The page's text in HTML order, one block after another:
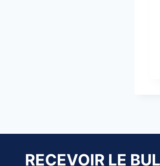
RECEVOIR LE